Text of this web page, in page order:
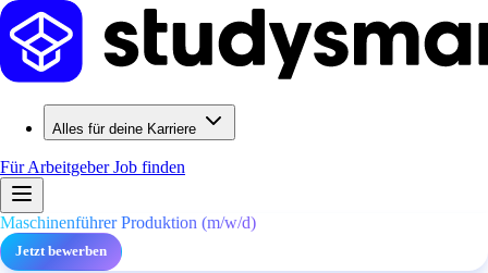
Alles für deine Karriere
Für ArbeitgeberJob finden
Maschinenführer Produktion (m/w/d)
Jetzt bewerben